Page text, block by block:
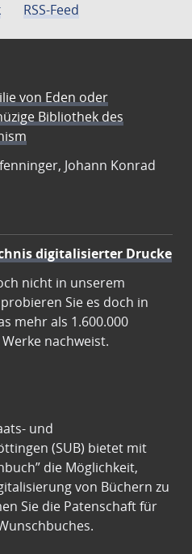
RSS-Feed
von Eden oder
Bibliothek des
Johann Konrad
digitalisierter Drucke
nicht in unserem
Sie es doch in
mehr als 1.600.000
nachweist.
und
(SUB) bietet mit
die Möglichkeit,
von Büchern zu
Sie die Patenschaft für